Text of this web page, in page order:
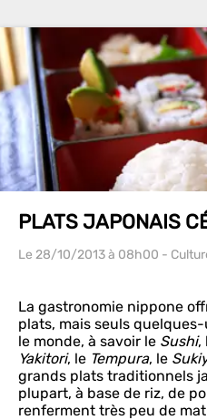
PLATS JAPONAIS
Le 28/10/2013à 08h00 -
La gastronomie nippone
plats, mais seuls
le monde, à savoir le Sushi,
Yakitori, le Tempura, le
grands plats traditionnels
plupart, à base de riz, de
renferment très peu de